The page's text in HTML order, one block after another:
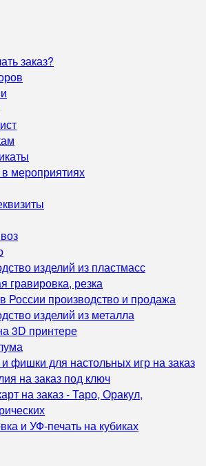
заказ?
мероприятиях
изделий из пластмасс
гравировка, резка
России производство и продажа
изделий из металла
3D принтере
фишки для настольных игр на заказ
на заказ под ключ
на заказ - Таро, Оракул,
и УФ‑печать на кубиках